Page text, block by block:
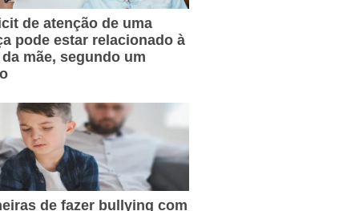
de atenção de uma
pode estar relacionado à
mãe, segundo um
de fazer bullying com